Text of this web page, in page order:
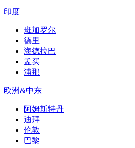
印度
班加罗尔
德里
海德拉巴
孟买
浦那
欧洲&中东
阿姆斯特丹
迪拜
伦敦
巴黎